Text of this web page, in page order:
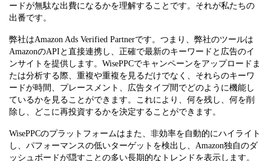
ードが無駄な出費になるかを理解することです。それが私たちの
出番です。
弊社はAmazon Ads Verified Partnerです。つまり、弊社のツールは
AmazonのAPIと直接連携し、正確で最新のキーワードと広告のイ
ンサイトを提供します。WisePPCでキャンペーンをアップロードま
たは分析する際、重複や重複を見るだけでなく、それらのキーワ
ードが時間、プレースメント、広告タイプ間でどのように機能し
ているかを見ることができます。これにより、何を残し、何を削
除し、どこに再投資するかを決定することができます。
WisePPCのプラットフォームはまた、非効率を自動的にハイライト
し、パフォーマンスの低いターゲットを検出し、Amazon独自のダ
ッシュボードが隠すことの多い長期的なトレンドを表示します。